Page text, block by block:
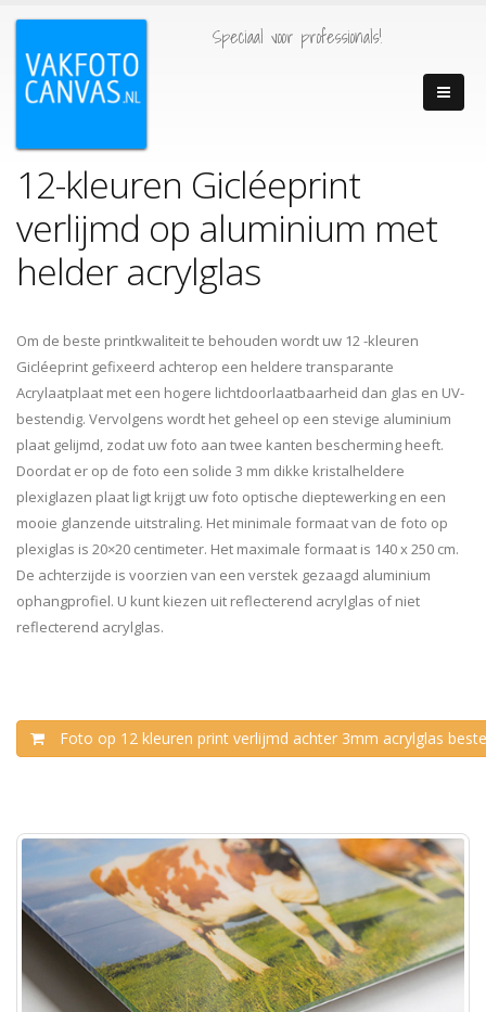
Speciaal voor professionals!
12-kleuren Gicléeprint
verlijmd op aluminium met
helder acrylglas
Om de beste printkwaliteit te behouden wordt uw 12 -kleuren
Gicléeprint gefixeerd achterop een heldere transparante
Acrylaatplaat met een hogere lichtdoorlaatbaarheid dan glas en UV-
bestendig. Vervolgens wordt het geheel op een stevige aluminium
plaat gelijmd, zodat uw foto aan twee kanten bescherming heeft.
Doordat er op de foto een solide 3 mm dikke kristalheldere
plexiglazen plaat ligt krijgt uw foto optische dieptewerking en een
mooie glanzende uitstraling. Het minimale formaat van de foto op
plexiglas is 20×20 centimeter. Het maximale formaat is 140 x 250 cm.
De achterzijde is voorzien van een verstek gezaagd aluminium
ophangprofiel. U kunt kiezen uit reflecterend acrylglas of niet
reflecterend acrylglas.
Foto op 12 kleuren print verlijmd achter 3mm acrylglas